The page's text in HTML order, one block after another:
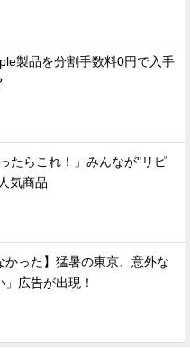
製品を分割手数料0円で入手
たらこれ！」みんなが"リピ
気商品
かった】猛暑の東京、意外な
広告が出現！